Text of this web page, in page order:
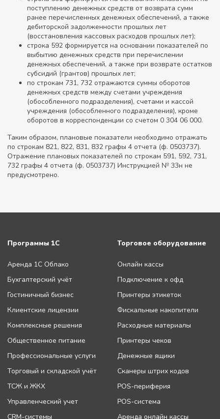
поступлению денежных средств от возврата сумм
ранее перечисленных денежных обеспечений, а также
дебиторской задолженности прошлых лет
(восстановления кассовых расходов прошлых лет);
строка 592 формируется на основании показателей по
выбытию денежных средств при перечислении
денежных обеспечений, а также при возврате остатков
субсидий (грантов) прошлых лет;
по строкам 731, 732 отражаются суммы оборотов
денежных средств между счетами учреждения
(обособленного подразделения), счетами и кассой
учреждения (обособленного подразделения), кроме
оборотов в корреспонденции со счетом 0 304 06 000.
Таким образом, плановые показатели необходимо отражать
по строкам 821, 822, 831, 832 графы 4 отчета (ф. 0503737).
Отражение плановых показателей по строкам 591, 592, 731,
732 графы 4 отчета (ф. 0503737) Инструкцией № 33н не
предусмотрено.
Программы 1С
Аренда 1С Облако
Бухгалтерский учёт
Гостиничный бизнес
Клиентские лицензии
Комплексные решения
Общественное питание
Профессиональные услуги
Торговый и складской учёт
ТСЖ и ЖКХ
Управленческий учет
CRM-системы
Торговое оборудование
Онлайн кассы
Подключение к офд
Принтеры этикеток
Фискальные накопители
Расходные материалы
Принтеры чеков
Денежные ящики
Сканеры штрих кодов
POS-периферия
POS-система
Аренда онлайн кассы